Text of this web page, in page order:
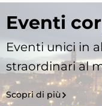
Eventi
Eventi unici in
straordinari al
Scopri di più